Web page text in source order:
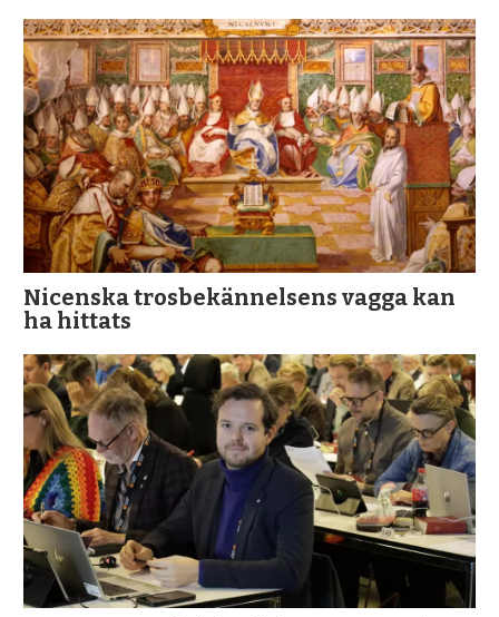
Nicenska trosbekännelsens vagga kan
ha hittats